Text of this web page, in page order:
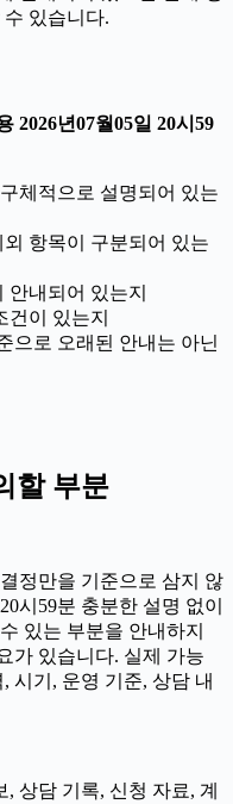
있습니다.
2026년07월05일 20시59
체적으로 설명되어 있는
항목이 구분되어 있는
내되어 있는지
이 있는지
으로 오래된 안내는 아닌
할 부분
정만을 기준으로 삼지 않
시59분 충분한 설명 없이
있는 부분을 안내하지
가 있습니다. 실제 가능
시기, 운영 기준, 상담 내
상담 기록, 신청 자료, 계